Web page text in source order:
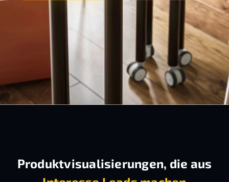
Produktvisualisierungen, die aus